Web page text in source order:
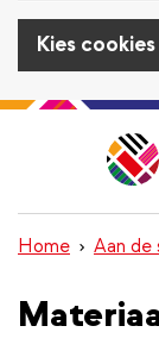
Kies cookies
Overslaan
inhoud
gaan
Navigatie
wisselen
Home Aan de